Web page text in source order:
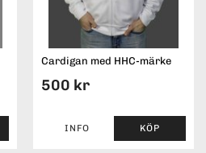
Cardigan med HHC-märke
500 kr
INFO KÖP